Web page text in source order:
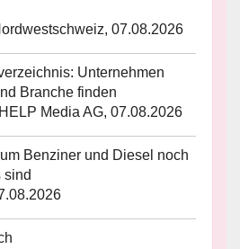
07.08.2026
Unternehmen
Branche finden
Media AG, 07.08.2026
Benziner und Diesel noch
sind